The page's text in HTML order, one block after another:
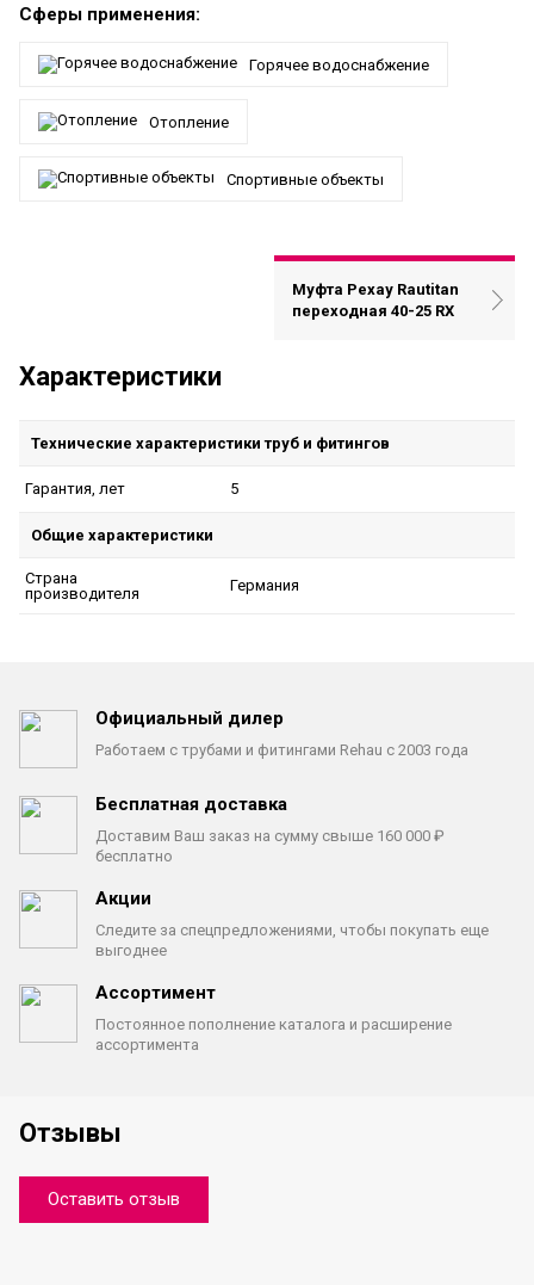
Сферы применения:
Горячее водоснабжение
Отопление
Спортивные объекты
Муфта Рехау Rautitan
переходная 40-25 RX
Характеристики
Технические характеристики труб и фитингов
Гарантия, лет 5
Общие характеристики
Страна
производителя
Германия
Официальный дилер
Работаем с трубами и фитингами Rehau с 2003 года
Бесплатная доставка
Доставим Ваш заказ на сумму свыше 160 000 ₽
бесплатно
Акции
Следите за спецпредложениями, чтобы покупать еще
выгоднее
Ассортимент
Постоянное пополнение каталога и расширение
ассортимента
Отзывы
Оставить отзыв